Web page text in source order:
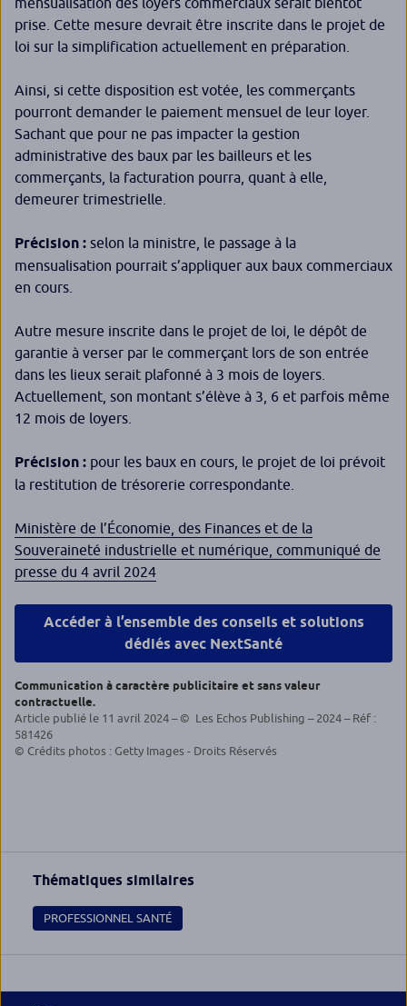
prise. Cette mesure devrait être inscrite dans le projet de
loi sur la simplification actuellement en préparation.
Ainsi, si cette disposition est votée, les commerçants
pourront demander le paiement mensuel de leur loyer.
Sachant que pour ne pas impacter la gestion
administrative des baux par les bailleurs et les
commerçants, la facturation pourra, quant à elle,
demeurer trimestrielle.
Précision : selon la ministre, le passage à la
mensualisation pourrait s’appliquer aux baux commerciaux
en cours.
Autre mesure inscrite dans le projet de loi, le dépôt de
garantie à verser par le commerçant lors de son entrée
dans les lieux serait plafonné à 3 mois de loyers.
Actuellement, son montant s’élève à 3, 6 et parfois même
12 mois de loyers.
Précision : pour les baux en cours, le projet de loi prévoit
la restitution de trésorerie correspondante.
Ministère de l’Économie, des Finances et de la
Souveraineté industrielle et numérique, communiqué de
presse du 4 avril 2024
Accéder à l’ensemble des conseils et solutions
dédiés avec NextSanté
Communication à caractère publicitaire et sans valeur
contractuelle.
Article publié le 11 avril 2024 – © Les Echos Publishing – 2024 – Réf :
581426
© Crédits photos : Getty Images - Droits Réservés
Thématiques similaires
PROFESSIONNEL SANTÉ